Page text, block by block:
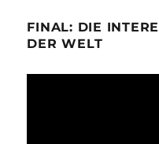
FINAL: DIE
DER WELT